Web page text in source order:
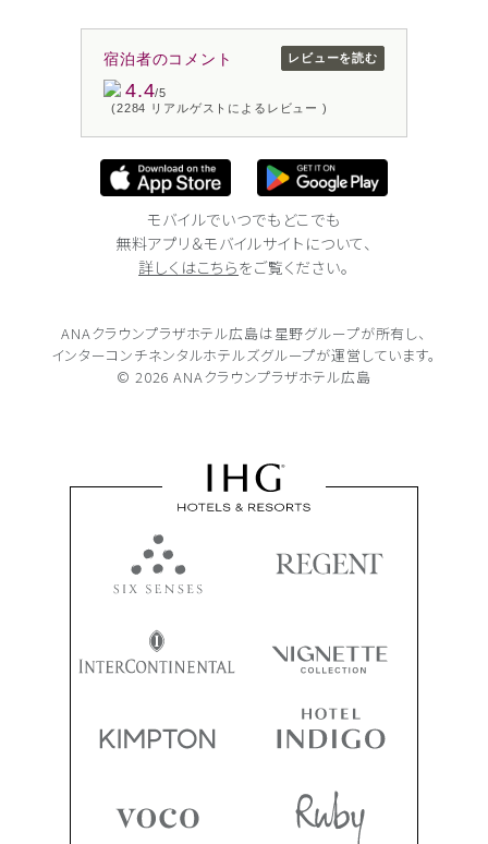
宿泊者のコメント
4.4/5
(2284 リアルゲストによるレビュー )
レビューを読む
モバイルでいつでもどこでも
無料アプリ＆モバイルサイトについて、
詳しくはこちらをご覧ください。
ANAクラウンプラザホテル広島は星野グループが所有し、
インターコンチネンタルホテルズグループが運営しています。
© 2026 ANAクラウンプラザホテル広島